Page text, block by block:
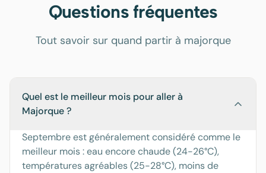
Questions fréquentes
Tout savoir sur quand partir à majorque
Quel est le meilleur mois pour aller à
Majorque ?
Septembre est généralement considéré comme le
meilleur mois : eau encore chaude (24-26°C),
températures agréables (25-28°C), moins de